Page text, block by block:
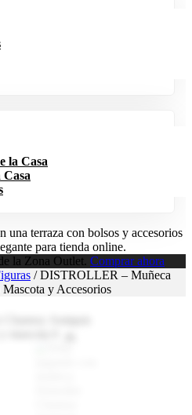
la Casa
Casa
la Zona Outlet. Comprar ahora
/ DISTROLLER – Muñeca
y Accesorios